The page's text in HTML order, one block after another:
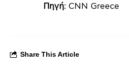
Πηγή: CNN Greece
Share This Article